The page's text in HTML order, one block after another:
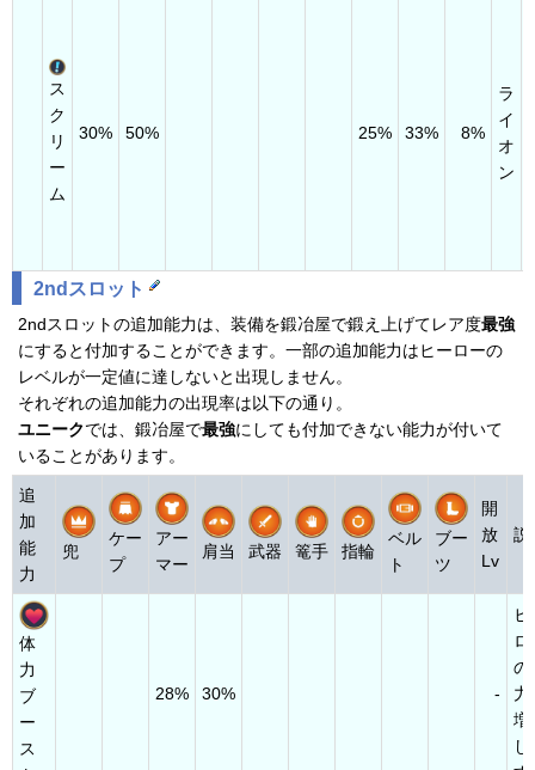
ス
ク
リ
ー
ム
30% 50% 25% 33% 8%
ラ
イ
オ
ン
2ndスロット
2ndスロットの追加能力は、装備を鍛冶屋で鍛え上げてレア度最強
にすると付加することができます。一部の追加能力はヒーローの
レベルが一定値に達しないと出現しません。
それぞれの追加能力の出現率は以下の通り。
ユニークでは、鍛冶屋で最強にしても付加できない能力が付いて
いることがあります。
追
加
能
力
兜
ケー
プ
アー
マー
肩当 武器 篭手 指輪
ベル
ト
ブー
ツ
開
放
Lv
説
体
力
ブ
ー
ス
28% 30% -
ヒ
ロ
の
力
増